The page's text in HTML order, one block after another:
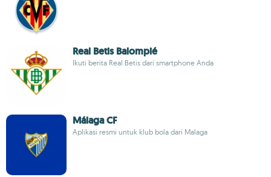
Real Betis Balompié
Ikuti berita Real Betis dari smartphone Anda
Málaga CF
Aplikasi resmi untuk klub bola dari Malaga